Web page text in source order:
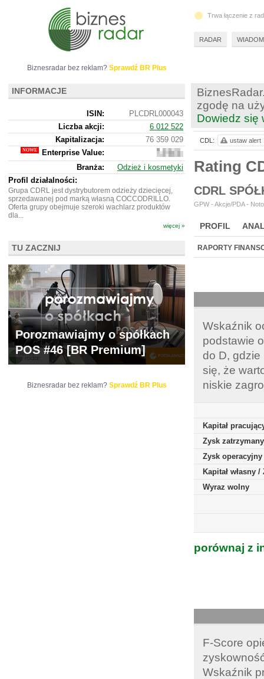
zgodę na
Dowiedz się
Rating
CDRL
GPW - Akcje/PDA -
PROFIL
BR LAB
RAPORTY
Wskaźnik
podstawie
do D, gdzie
się, że
niskie
Kapitał
Zysk
Zysk operacyjny
Kapitał własny
Wyraz wolny
porównaj z
F-Score
Wskaźnik
CDL: ustaw alert
Biznesradar bez reklam? Sprawdź BR Plus
INFORMACJE
ISIN:
PLCDRL000043
Liczba akcji:
6 012 522
Kapitalizacja:
76 359 029
Enterprise Value:
111
087
029
Branża:
Odzież i kosmetyki
Profil działalności:
Grupa CDRL jest dystrybutorem odzieży dziecięcej,
sprzedawanej pod marką własną COCCODRILLO.
Oferta grupy obejmuje szeroki wachlarz produktów
dla...
więcej »
TU ZACZNIJ
Porozmawiajmy o spółkach
POS #46 [BR Premium]
Biznesradar bez reklam? Sprawdź BR Plus
Trwa łączenie z
RADAR